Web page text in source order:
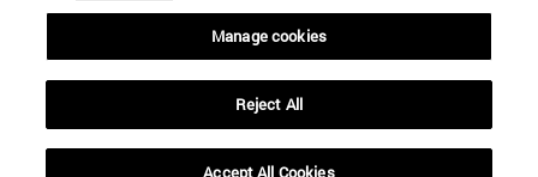
Manage cookies
Reject All
Accept All Cookies